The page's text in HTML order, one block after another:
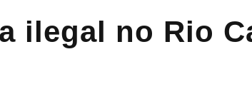
ilegal no Rio